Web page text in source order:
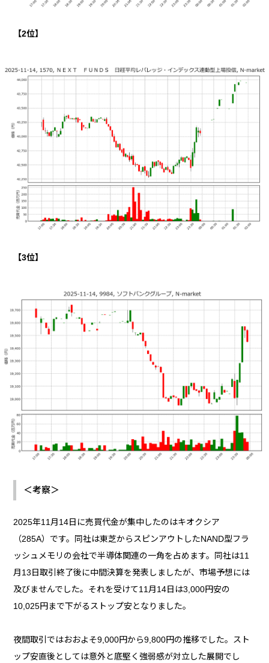
【2位】
【3位】
＜考察＞
2025年11月14日に売買代金が集中したのはキオクシア
（285A）です。同社は東芝からスピンアウトしたNAND型フラ
ッシュメモリの会社で半導体関連の一角を占めます。同社は11
月13日取引終了後に中間決算を発表しましたが、市場予想には
及びませんでした。それを受けて11月14日は3,000円安の
10,025円まで下がるストップ安となりました。
夜間取引ではおおよそ9,000円から9,800円の推移でした。スト
ップ安直後としては意外と底堅く強弱感が対立した展開でし